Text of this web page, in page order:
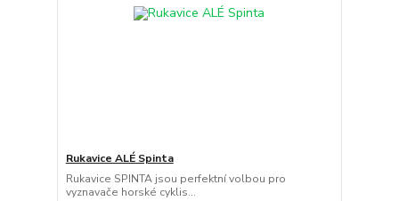
Rukavice ALÉ Spinta
Rukavice SPINTA jsou perfektní volbou pro
vyznavače horské cyklis...